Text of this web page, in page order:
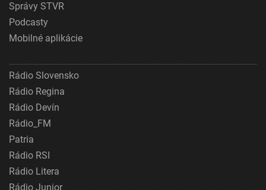
Správy STVR
Podcasty
Mobilné aplikácie
Rádio Slovensko
Rádio Regina
Rádio Devín
Rádio_FM
Patria
Rádio RSI
Rádio Litera
Rádio Junior